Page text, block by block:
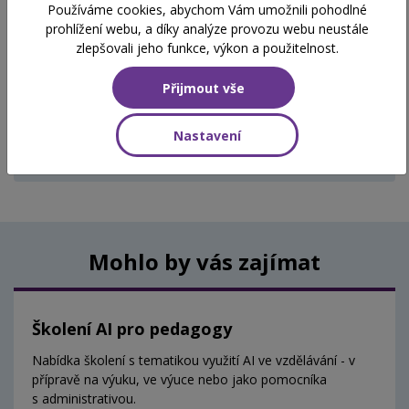
Školení začínající 11. 06.
2026
Aktuálně vypsané termíny
Aktuálně nejsou vypsány žádné termíny.
Mohlo by vás zajímat
Školení AI pro pedagogy
Nabídka školení s tematikou využití AI ve vzdělávání - v
přípravě na výuku, ve výuce nebo jako pomocníka
s administrativou.
Používáme cookies, abychom Vám umožnili pohodlné
prohlížení webu, a díky analýze provozu webu neustále
zlepšovali jeho funkce, výkon a použitelnost.
Přijmout vše
Nastavení